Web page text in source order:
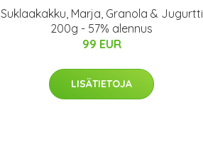
Suklaakakku, Marja, Granola & Jugurtti
200g - 57% alennus
99 EUR
LISÄTIETOJA